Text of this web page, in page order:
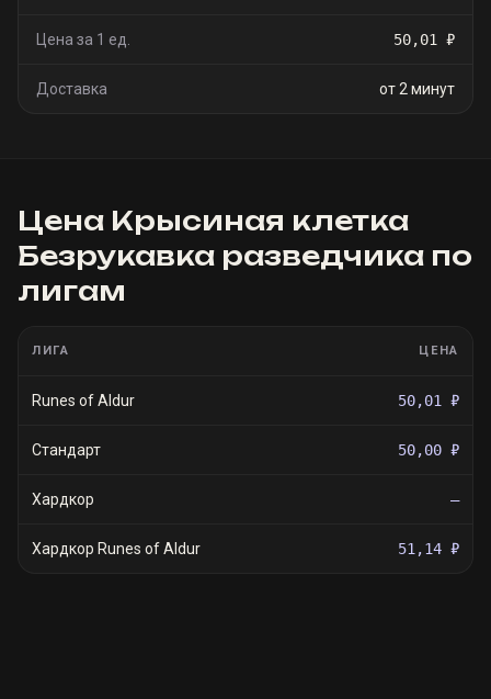
Цена за 1 ед. 50,01 ₽
Доставка от 2 минут
Цена Крысиная клетка
Безрукавка разведчика по
лигам
ЛИГА ЦЕНА
Runes of Aldur 50,01 ₽
Стандарт 50,00 ₽
Хардкор —
Хардкор Runes of Aldur 51,14 ₽